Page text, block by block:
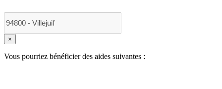
×
Vous pourriez bénéficier des aides suivantes :